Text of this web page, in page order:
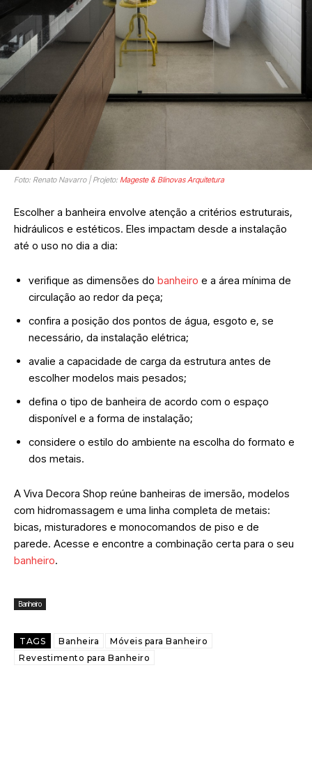
Foto: Renato Navarro | Projeto: Mageste & Blinovas Arquitetura
Escolher a banheira envolve atenção a critérios estruturais,
hidráulicos e estéticos. Eles impactam desde a instalação
até o uso no dia a dia:
verifique as dimensões do banheiro e a área mínima de
circulação ao redor da peça;
confira a posição dos pontos de água, esgoto e, se
necessário, da instalação elétrica;
avalie a capacidade de carga da estrutura antes de
escolher modelos mais pesados;
defina o tipo de banheira de acordo com o espaço
disponível e a forma de instalação;
considere o estilo do ambiente na escolha do formato e
dos metais.
A Viva Decora Shop reúne banheiras de imersão, modelos
com hidromassagem e uma linha completa de metais:
bicas, misturadores e monocomandos de piso e de
parede. Acesse e encontre a combinação certa para o seu
banheiro.
Banheiro
TAGS Banheira
Móveis para Banheiro
Revestimento para Banheiro